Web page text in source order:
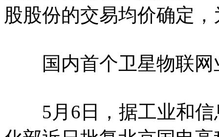
股股份的交易均价确定
国内首个卫星物联网
5月6日，据工业和信